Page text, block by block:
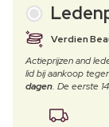
Verdien
Actieprijzen and
lid bij aankoop
dagen. De eerste